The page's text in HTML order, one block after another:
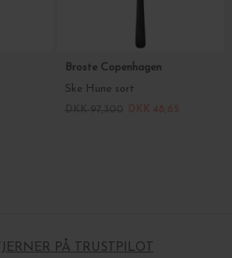
Broste Copenhagen
Ske Hune sort
PÅ TRUSTPILOT